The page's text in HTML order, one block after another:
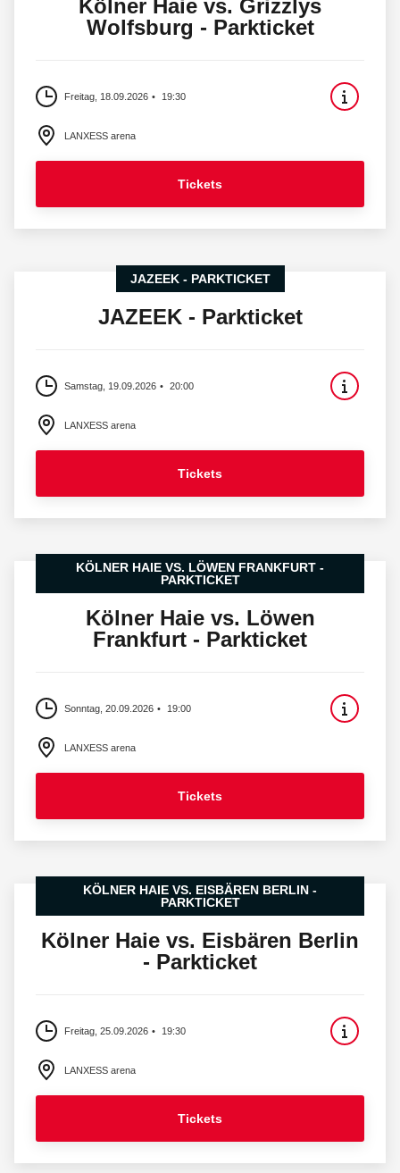
Kölner Haie vs. Grizzlys
Wolfsburg - Parkticket
Freitag, 18.09.2026 19:30
LANXESS arena
Tickets
JAZEEK - PARKTICKET
JAZEEK - Parkticket
Samstag, 19.09.2026 20:00
LANXESS arena
Tickets
KÖLNER HAIE VS. LÖWEN FRANKFURT -
PARKTICKET
Kölner Haie vs. Löwen
Frankfurt - Parkticket
Sonntag, 20.09.2026 19:00
LANXESS arena
Tickets
KÖLNER HAIE VS. EISBÄREN BERLIN -
PARKTICKET
Kölner Haie vs. Eisbären Berlin
- Parkticket
Freitag, 25.09.2026 19:30
LANXESS arena
Tickets